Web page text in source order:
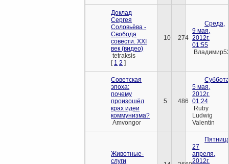
Доклад
Сергея
Соловьёва -
Свобода
совести. XXI
век (видео)
tetraksis
[ 1 2 ]
10 274
Среда,
9 мая,
2012г.
01:55
Советская
эпоха:
почему
произошёл
крах идеи
коммунизма?
Amvongor
5 486
5 мая,
2012г.
01:24
Ruby
Ludwig
Valentin
Животные-
слуги
27
апреля,
2012г.